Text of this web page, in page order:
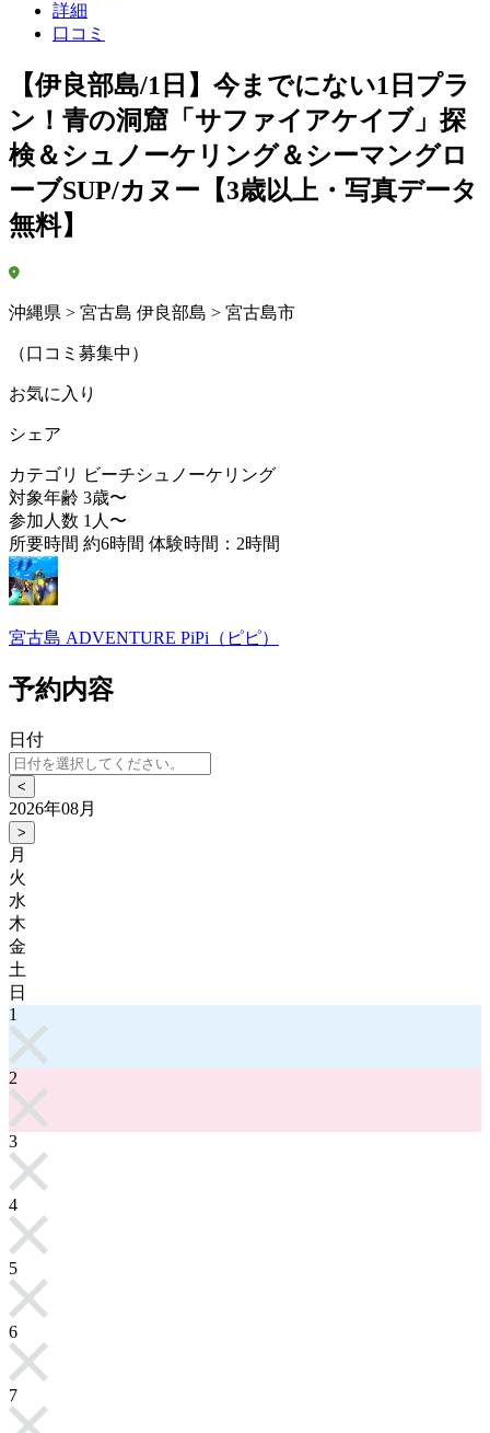
詳細
口コミ
【伊良部島/1日】今までにない1日プラ
ン！青の洞窟「サファイアケイブ」探
検＆シュノーケリング＆シーマングロ
ーブSUP/カヌー【3歳以上・写真データ
無料】
沖縄県 > 宮古島 伊良部島 > 宮古島市
（口コミ募集中）
お気に入り
シェア
カテゴリ
ビーチシュノーケリング
対象年齢 3歳〜
参加人数 1人〜
所要時間 約6時間 体験時間：2時間
宮古島 ADVENTURE PiPi（ピピ）
予約内容
日付
<
2026年08月
>
月
火
水
木
金
土
日
1
2
3
4
5
6
7